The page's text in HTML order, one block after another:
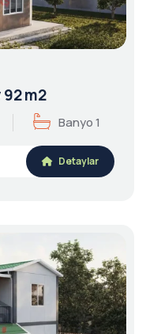
92 m2
Banyo 1
Detaylar